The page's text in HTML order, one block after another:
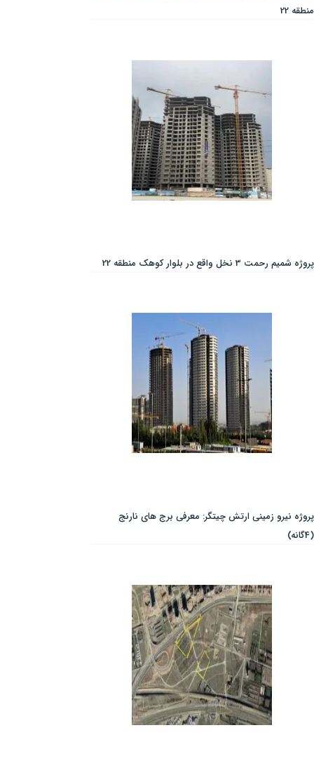
منطقه 22
پروژه شمیم رحمت 3 نخل واقع در بلوار کوهک منطقه 22
پروژه نیرو زمینی ارتش چیتگر: معرفی برج های نارنج
(4گانه)